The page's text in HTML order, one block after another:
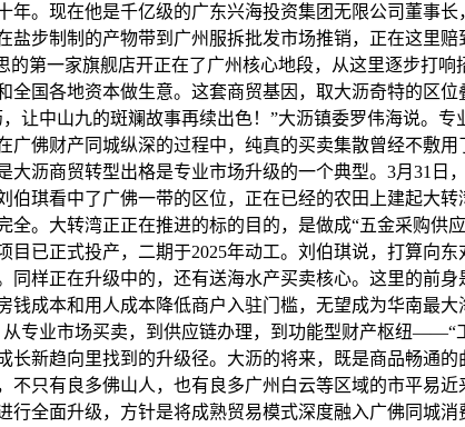
年。现在他是千亿级的广东兴海投资集团无限公司董事
盐步制制的产物带到广州服拆批发市场推销，正在这里
的第一家旗舰店开正在了广州核心地段，从这里逐步打
全国各地资本做生意。这套商贸基因，取大沥奇特的区
让中山九的斑斓故事再续出色！”大沥镇委罗伟海说。
广佛财产同城纵深的过程中，纯真的买卖集散曾经不敷
大沥商贸转型出格是专业市场升级的一个典型。3月31
伯琪看中了广佛一带的区位，正在已经的农田上建起大
全。大转湾正正在推进的标的目的，是做成“五金采购
目已正式投产，二期于2025年动工。刘伯琪说，打算向
同样正在升级中的，还有送海水产买卖核心。这里的前
钱成本和用人成本降低商户入驻门槛，无望成为华南最
专业市场买卖，到供应链办理，到功能型财产枢纽
长新趋向里找到的升级径。大沥的将来，既是商品畅通
不只有良多佛山人，也有良多广州白云等区域的市平易
行全面升级，方针是将成熟贸易模式深度融入广佛同城